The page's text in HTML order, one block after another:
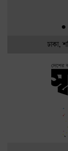
ঢাকা,